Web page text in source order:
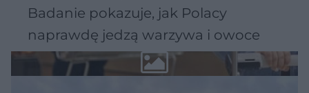
Badanie pokazuje, jak Polacy
naprawdę jedzą warzywa i owoce